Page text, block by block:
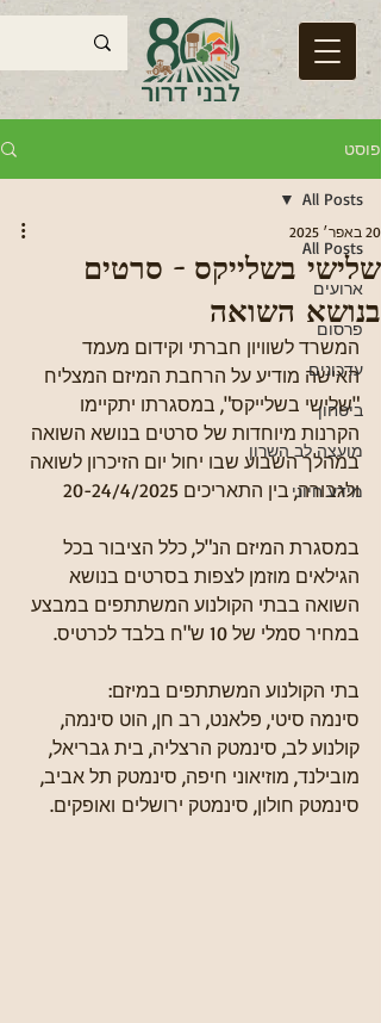
פוסט
All Posts
ארועים
פרסום
עדכונים
ביטחון
מועצה לב השרון
מידע חיוני
All Posts
שלישי בשלייקס - סרטים
בנושא השואה
20 באפר׳ 2025
המשרד לשוויון חברתי וקידום מעמד
האישה מודיע על הרחבת המיזם המצליח
"שלישי בשלייקס", במסגרתו יתקיימו
הקרנות מיוחדות של סרטים בנושא השואה
במהלך השבוע שבו יחול יום הזיכרון לשואה
ולגבורה, בין התאריכים 20-24/4/2025
במסגרת המיזם הנ"ל, כלל הציבור בכל
הגילאים מוזמן לצפות בסרטים בנושא
השואה בבתי הקולנוע המשתתפים במבצע
במחיר סמלי של 10 ש"ח בלבד לכרטיס.
בתי הקולנוע המשתתפים במיזם:
סינמה סיטי, פלאנט, רב חן, הוט סינמה,
קולנוע לב, סינמטק הרצליה, בית גבריאל,
מובילנד, מוזיאוני חיפה, סינמטק תל אביב,
סינמטק חולון, סינמטק ירושלים ואופקים.